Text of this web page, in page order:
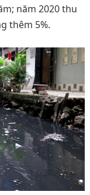
năm 2020 thu
thêm 5%.